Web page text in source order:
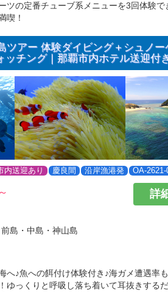
ツの定番チューブ系メニューを3回体験
喫！
ツアー 体験ダイビング＋シュノ
ッチング｜那覇市内ホテル送迎付
内送迎あり 慶良間 沿岸漁港発 OA-2621-
島・中島・神山島
詳
へ♪魚への餌付け体験付き♪海ガメ遭遇率
ゆっくりと呼吸し落ち着いて耳抜きする